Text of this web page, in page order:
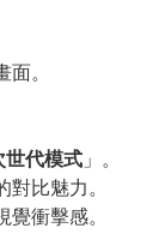
。
世代模式 」。
比魅力。
衝擊感。